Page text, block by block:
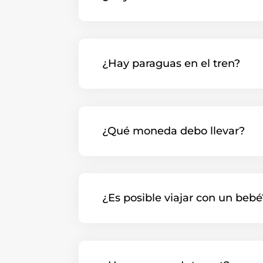
¿Hay paraguas en el tren?
¿Qué moneda debo llevar?
¿Es posible viajar con un